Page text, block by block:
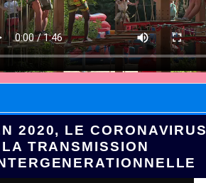
2020, LE CORONAVIRUS
TRANSMISSION